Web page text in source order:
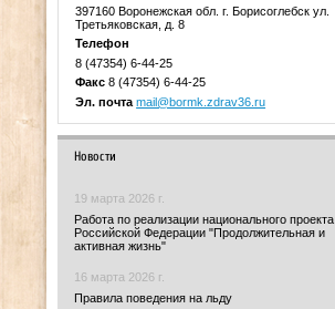
397160 Воронежская обл. г. Борисоглебск ул.
Третьяковская, д. 8
Телефон
8 (47354) 6-44-25
Факс 8 (47354) 6-44-25
Эл. почта mail@bormk.zdrav36.ru
Новости
19 марта 2026 г.
Работа по реализации национального проекта
Российской Федерации "Продолжительная и
активная жизнь"
16 марта 2026 г.
Правила поведения на льду